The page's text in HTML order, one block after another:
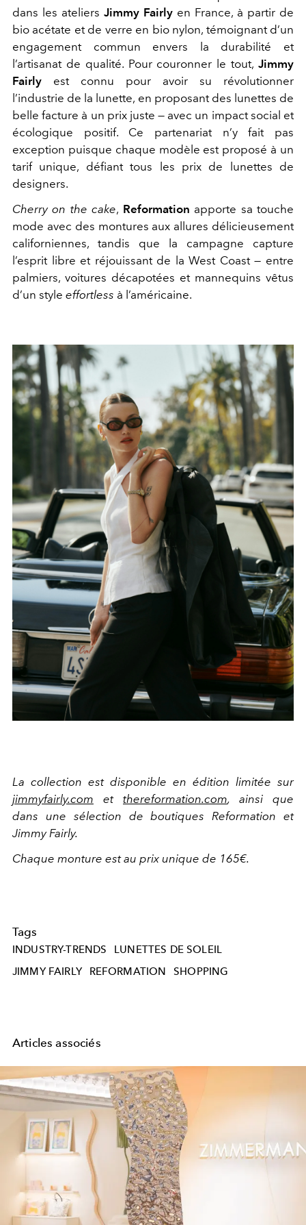
dans les ateliers Jimmy Fairly en France, à partir de
bio acétate et de verre en bio nylon, témoignant d’un
engagement commun envers la durabilité et
l’artisanat de qualité. Pour couronner le tout, Jimmy
Fairly est connu pour avoir su révolutionner
l’industrie de la lunette, en proposant des lunettes de
belle facture à un prix juste — avec un impact social et
écologique positif. Ce partenariat n’y fait pas
exception puisque chaque modèle est proposé à un
tarif unique, défiant tous les prix de lunettes de
designers.
Cherry on the cake, Reformation apporte sa touche
mode avec des montures aux allures délicieusement
californiennes, tandis que la campagne capture
l’esprit libre et réjouissant de la West Coast — entre
palmiers, voitures décapotées et mannequins vêtus
d’un style effortless à l’américaine.
La collection est disponible en édition limitée sur
jimmyfairly.com et thereformation.com, ainsi que
dans une sélection de boutiques Reformation et
Jimmy Fairly.
Chaque monture est au prix unique de 165€.
Tags
INDUSTRY-TRENDS
LUNETTES DE SOLEIL
JIMMY FAIRLY
REFORMATION SHOPPING
Articles associés